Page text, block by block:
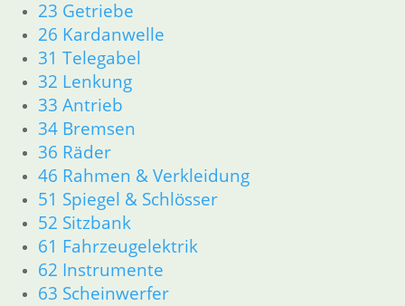
23 Getriebe
26 Kardanwelle
31 Telegabel
32 Lenkung
33 Antrieb
34 Bremsen
36 Räder
46 Rahmen & Verkleidung
51 Spiegel & Schlösser
52 Sitzbank
61 Fahrzeugelektrik
62 Instrumente
63 Scheinwerfer
Warenkorb
Mein Konto
Links
Newsletter Anmeldung
Newsletter Abmeldung
Information
Impressum
AGB
Datenschutzerklärung
Zahlung und Lieferung
Cookie-Richtlinie (EU)
Widerrufsbelehrung